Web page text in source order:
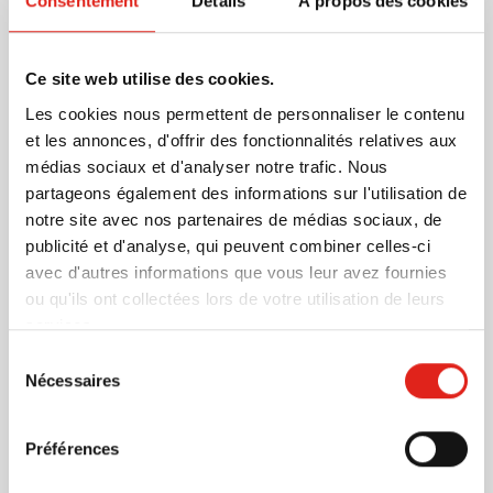
Ce site web utilise des cookies.
Les cookies nous permettent de personnaliser le contenu
et les annonces, d'offrir des fonctionnalités relatives aux
médias sociaux et d'analyser notre trafic. Nous
partageons également des informations sur l'utilisation de
notre site avec nos partenaires de médias sociaux, de
publicité et d'analyse, qui peuvent combiner celles-ci
avec d'autres informations que vous leur avez fournies
ou qu'ils ont collectées lors de votre utilisation de leurs
services.
Nécessaires
Préférences
En savoir plus
Plus d'information
Numéro d'article
1262114
Poids
125 gramme(s)
Matière
ABS
Dimensions
23.5 cm x 3.2 cm x 1.5
cm (l x l x h)
Diamètre
0 cm
D'autres clients ont aussi choisi